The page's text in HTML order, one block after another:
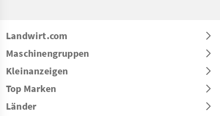
Landwirt.com
Maschinengruppen
Kleinanzeigen
Top Marken
Länder